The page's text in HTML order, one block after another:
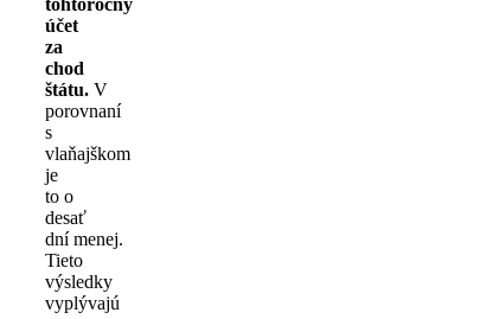
tohtoročný
účet
za
chod
štátu. V
porovnaní
s
vlaňajškom
je
to o
desať
dní menej.
Tieto
výsledky
vyplývajú